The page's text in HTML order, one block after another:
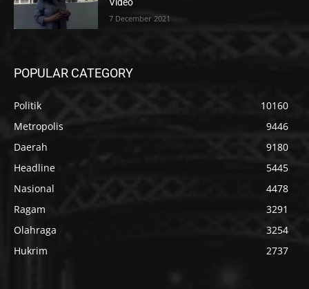
7 December 2021
POPULAR CATEGORY
Politik
10160
Metropolis
9446
Daerah
9180
Headline
5445
Nasional
4478
Ragam
3291
Olahraga
3254
Hukrim
2737